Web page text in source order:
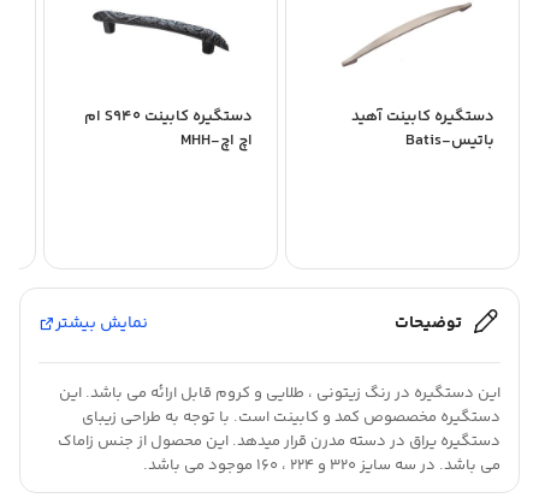
دستگیره کابینت آهید
باتیس-Batis
دستگیره کابینت S940 ام
اچ اچ-MHH
توضیحات نمایش بیشتر
این دستگیره در رنگ زیتونی ، طلایی و کروم قابل ارائه می باشد. این
دستگیره مخصصوص کمد و کابینت است. با توجه به طراحی زیبای
دستگیره یراق در دسته مدرن قرار میدهد. این محصول از جنس زاماک
می باشد. در سه سایز 320 و 224 ، 160 موجود می باشد.